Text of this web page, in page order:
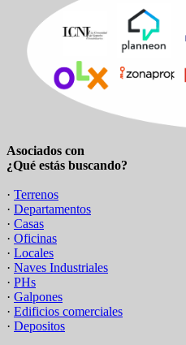
Asociados con
¿Qué estás buscando?
· Terrenos
· Departamentos
· Casas
· Oficinas
· Locales
· Naves Industriales
· PHs
· Galpones
· Edificios comerciales
· Depositos